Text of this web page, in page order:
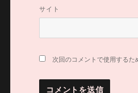
サイト
次回のコメントで使用するた